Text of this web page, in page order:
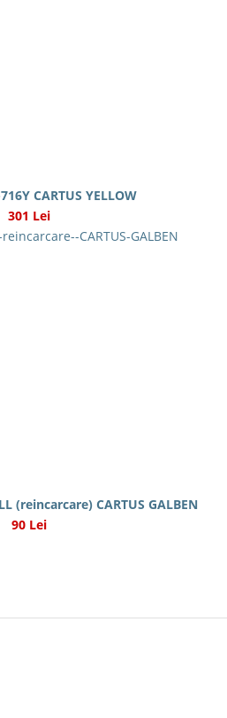
CARTUS YELLOW
301 Lei
(reincarcare) CARTUS GALBEN
90 Lei